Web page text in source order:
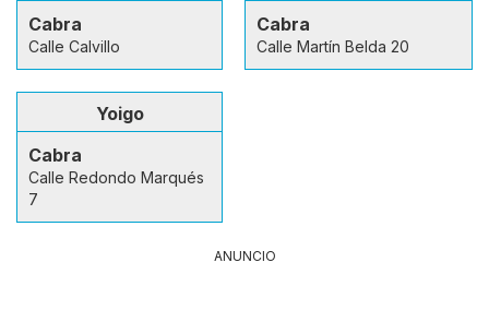
Cabra
Calle Calvillo
Cabra
Calle Martín Belda 20
Yoigo
Cabra
Calle Redondo Marqués
7
ANUNCIO